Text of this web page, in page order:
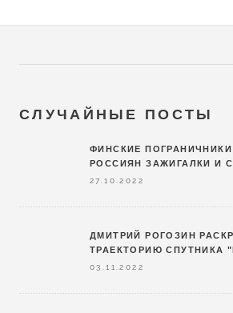
СЛУЧАЙНЫЕ ПОСТЫ
ФИНСКИЕ
РОССИЯН ЗАЖИГАЛКИ И
27.10.2022
ДМИТРИЙ РОГОЗИН
ТРАЕКТОРИЮ СПУТНИКА
03.11.2022